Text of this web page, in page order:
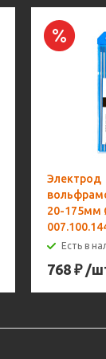
Электрод
20-175мм
Есть в
768 ₽ /